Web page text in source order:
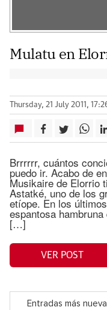
Mulatu en
Thursday, 21 July 2011,
Brrrrrr, cuántos
puedo ir. Acabo de
Musikaire de Elorrio
Astatké, uno de los
etíope. En los
espantosa
[…]
VER POST
Entradas más